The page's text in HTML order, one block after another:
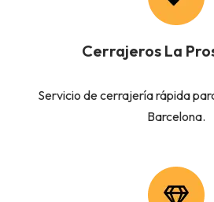
Cerrajeros La
Servicio de cerrajería rápida
Barcelona.